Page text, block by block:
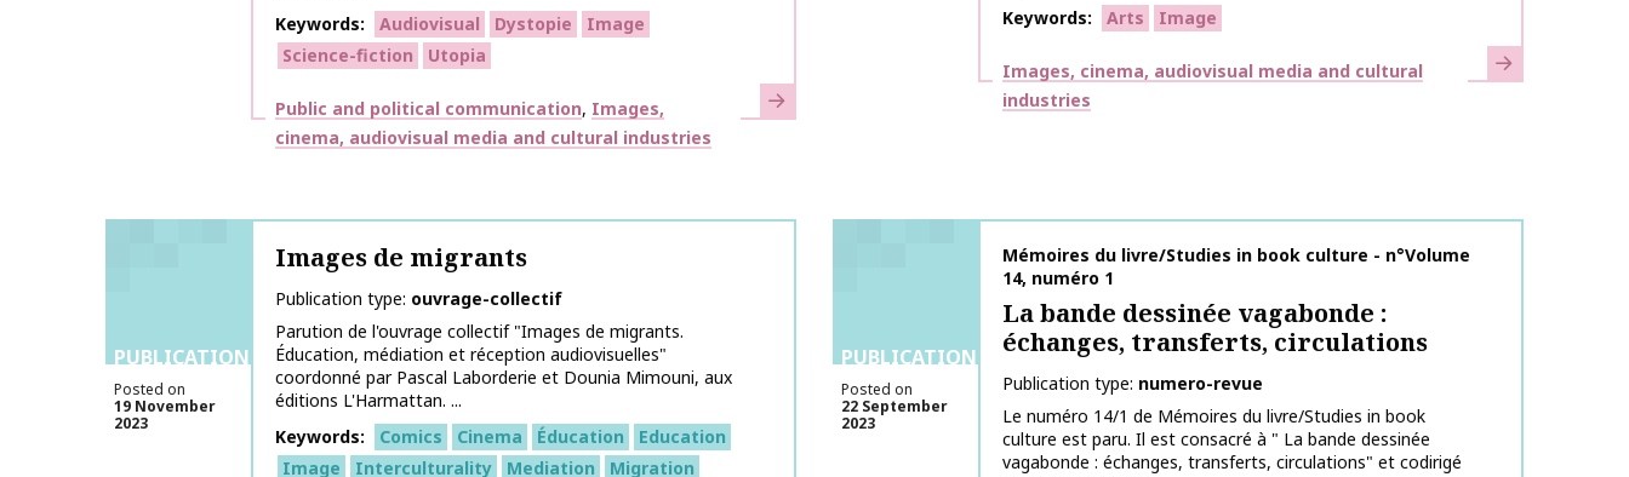
Keywords
Audiovisual Dystopie
Image
Science-fiction
Utopia
Themes
Public and political communication Images,
cinema, audiovisual media and cultural industries
Learn more
Keywords
Arts Image
Themes
Images, cinema, audiovisual media and cultural
industries
Learn more
PUBLICATIONS
Posted on
19 November
2023
Images de migrants
Publication type ouvrage-collectif
Parution de l'ouvrage collectif "Images de migrants.
Éducation, médiation et réception audiovisuelles"
coordonné par Pascal Laborderie et Dounia Mimouni, aux
éditions L'Harmattan. ...
Keywords
Comics Cinema Éducation
Education
Image
Interculturality Mediation
Migration
PUBLICATIONS
Posted on
22 September
2023
Publication name
Mémoires du livre/Studies in book culture - n°Volume
14, numéro 1
La bande dessinée vagabonde :
échanges, transferts, circulations
Publication type numero-revue
Le numéro 14/1 de Mémoires du livre/Studies in book
culture est paru. Il est consacré à " La bande dessinée
vagabonde : échanges, transferts, circulations" et codirigé